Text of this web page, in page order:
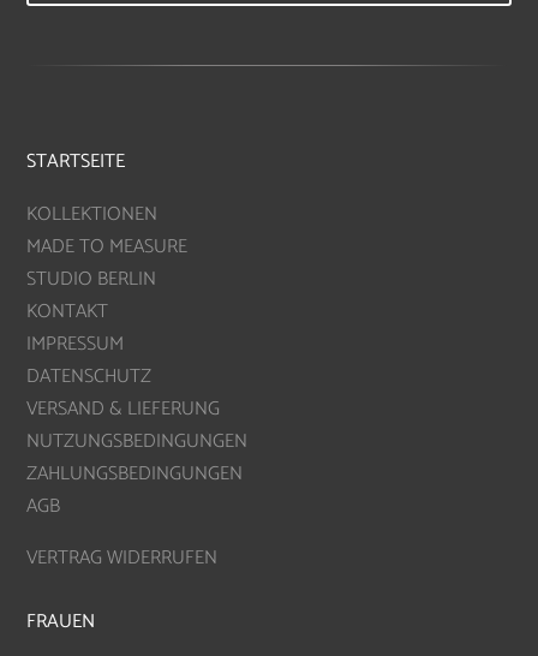
STARTSEITE
KOLLEKTIONEN
MADE TO MEASURE
STUDIO BERLIN
KONTAKT
IMPRESSUM
DATENSCHUTZ
VERSAND & LIEFERUNG
NUTZUNGSBEDINGUNGEN
ZAHLUNGSBEDINGUNGEN
AGB
VERTRAG WIDERRUFEN
FRAUEN